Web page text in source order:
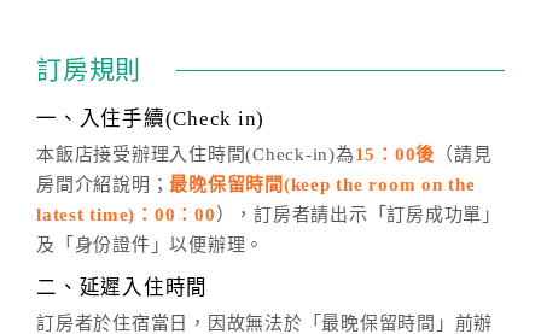
話方式異動訂單。
※非客服時間之申辦異動，皆為次日計算及辦理。
五、客服時間
週一至週日，上午9:00～晚上6:00
六、聯絡方式
(07)9682715 。
訂房規則
一、入住手續(Check in)
本飯店接受辦理入住時間(Check-in)為15：00後 （請見
房間介紹說明；最晚保留時間(keep the room on the
latest time)：00：00 ），訂房者請出示「訂房成功單」
及「身份證件」以便辦理。
二、延遲入住時間
訂房者於住宿當日，因故無法於「最晚保留時間」前辦